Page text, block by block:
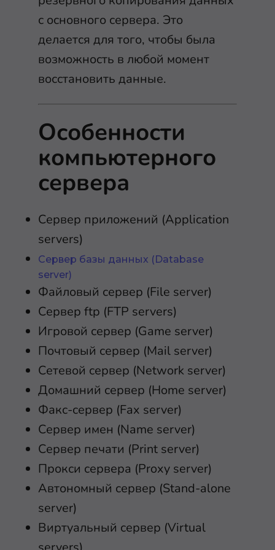
с основного сервера. Это
делается для того, чтобы была
возможность в любой момент
восстановить данные.
Особенности
компьютерного
сервера
Сервер приложений (Application
servers)
Сервер базы данных (Database
server)
Файловый сервер (File server)
Сервер ftp (FTP servers)
Игровой сервер (Game server)
Почтовый сервер (Mail server)
Сетевой сервер (Network server)
Домашний сервер (Home server)
Факс-сервер (Fax server)
Сервер имен (Name server)
Сервер печати (Print server)
Прокси сервера (Proxy server)
Автономный сервер (Stand-alone
server)
Виртуальный сервер (Virtual